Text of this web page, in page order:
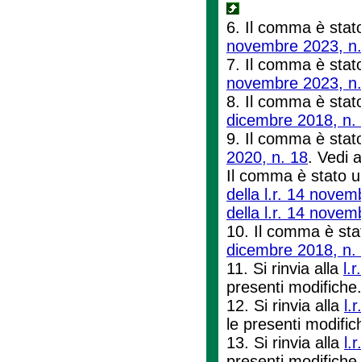
6. Il comma è
novembre 2023,
7. Il comma è
novembre 2023,
8. Il comma è
dicembre 2018, n.
9. Il comma è
2020, n. 18. Vedi
Il comma è stato
della l.r. 14
della l.r. 14
10. Il comma è
dicembre 2018, n.
11. Si rinvia alla
presenti
12. Si rinvia alla
le presenti
13. Si rinvia alla